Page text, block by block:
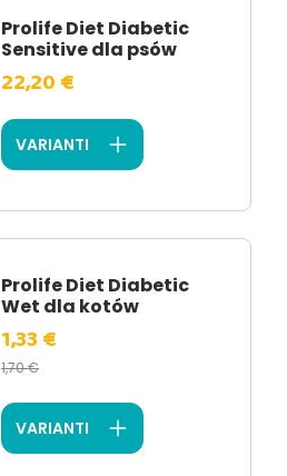
Prolife Diet Diabetic
Sensitive dla psów
22,20 €
VARIANTI
Prolife Diet Diabetic
Wet dla kotów
1,33 €
1,70 €
VARIANTI